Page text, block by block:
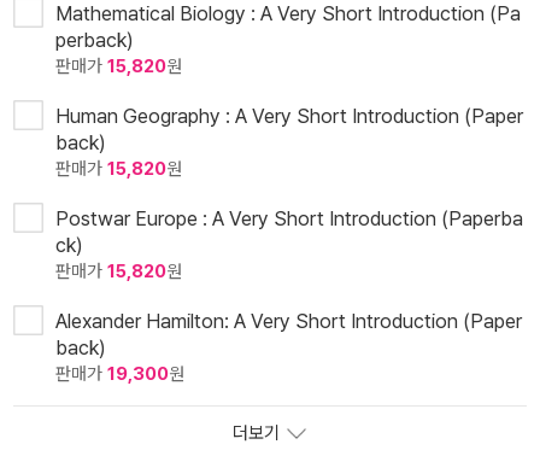
Mathematical Biology : A Very Short Introduction (Pa
perback)
판매가 15,820원
Human Geography : A Very Short Introduction (Paper
back)
판매가 15,820원
Postwar Europe : A Very Short Introduction (Paperba
ck)
판매가 15,820원
Alexander Hamilton: A Very Short Introduction (Paper
back)
판매가 19,300원
더보기